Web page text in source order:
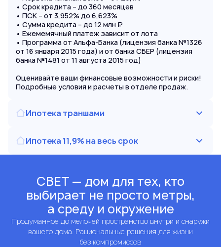
• Срок кредита – до 360 месяцев
• ПСК – от 3,952% до 6,623%
• Сумма кредита – до 12 млн ₽
• Ежемемячный платеж зависит от лота
• Программа от Альфа-Банка (лицензия банка №1326
от 16 января 2015 года) и от банка СБЕР (лицензия
банка №1481 от 11 августа 2015 год)
Оценивайте ваши финансовые возможности и риски!
Подробные условия и расчеты в отделе продаж.
Ипотека траншами
Ипотека 11,9% на весь срок
СВЕТ — дом для тех, кто
выбирает не просто метры,
а среду и окружение
Продуманное до мелочей пространство внутри и снаружи
вашего дома. Рациональные решения для жизни
без компромиссов